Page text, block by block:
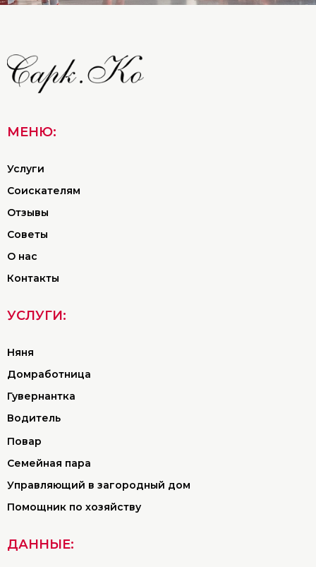
МЕНЮ:
Услуги
Соискателям
Отзывы
Советы
О нас
Контакты
УСЛУГИ:
Няня
Домработница
Гувернантка
Водитель
Повар
Семейная пара
Управляющий в загородный дом
Помощник по хозяйству
ДАННЫЕ: